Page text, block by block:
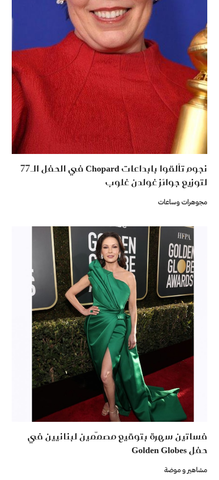
نجوم تألقوا بابداعات Chopard في الحفل الـ77
لتوزيع جوائز غولدن غلوب
مجوهرات وساعات
فساتين سهرة بتوقيع مصمّمين لبنانيين في
حفل Golden Globes
مشاهير و موضة